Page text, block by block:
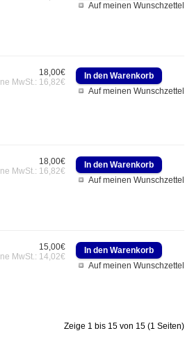
Auf meinen Wunschzettel
Auf meinen Wunschzettel
18,00€
MwSt.: 16,82€
Auf meinen Wunschzettel
18,00€
MwSt.: 16,82€
Auf meinen Wunschzettel
15,00€
MwSt.: 14,02€
Zeige 1 bis 15 von 15 (1 Seiten)